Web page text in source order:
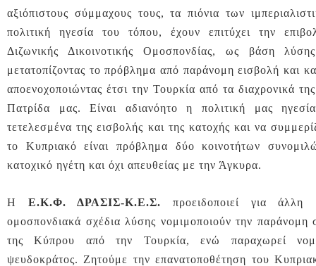
αξιόπιστους σύμμαχους τους, τα πιόνια των
πολιτική ηγεσία του τόπου, έχουν επιτύχει την
Διζωνικής Δικοινοτικής Ομοσπονδίας, ως βάση
μετατοπίζοντας το πρόβλημα από παράνομη εισβολή και
αποενοχοποιώντας έτσι την Τουρκία από τα διαχρονικά
Πατρίδα μας. Είναι αδιανόητο η πολιτική μας
τετελεσμένα της εισβολής και της κατοχής και να
το Κυπριακό είναι πρόβλημα δύο κοινοτήτων
κατοχικό ηγέτη και όχι απευθείας με την Άγκυρα.
Η Ε.Κ.Φ. ΔΡΑΣΙΣ-Κ.Ε.Σ. προειδοποιεί για
ομοσπονδιακά σχέδια λύσης νομιμοποιούν την παράνομη
της Κύπρου από την Τουρκία, ενώ παραχωρεί
ψευδοκράτος. Ζητούμε την επανατοποθέτηση του